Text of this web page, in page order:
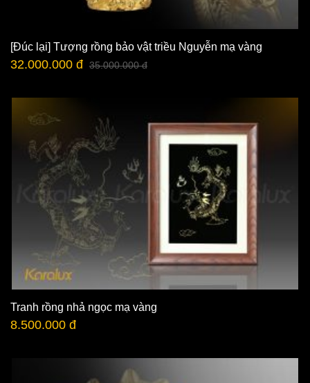
[Đúc lại] Tượng rồng bảo vật triều Nguyễn mạ vàng
32.000.000 đ 35.000.000 đ
Tranh rồng nhả ngọc mạ vàng
8.500.000 đ